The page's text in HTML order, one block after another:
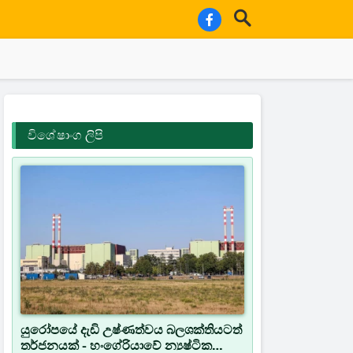
විශේෂාංග ලිපි
යුරෝපයේ දැඩි උෂ්ණත්වය බලශක්තියටත්
තර්ජනයක් - හංගේරියාවේ න්‍යෂ්ටික